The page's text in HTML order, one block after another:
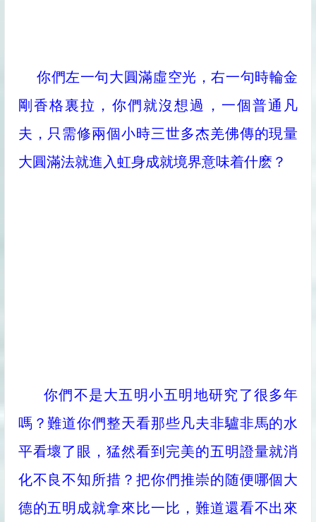
你們左一句大圓滿虛空光，右一句時輪金
剛香格裏拉，你們就沒想過，一個普通凡
夫，只需修兩個小時三世多杰羌佛傳的現量
大圓滿法就進入虹身成就境界意味着什麽？
你們不是大五明小五明地研究了很多年
嗎？難道你們整天看那些凡夫非驢非馬的水
平看壞了眼，猛然看到完美的五明證量就消
化不良不知所措？把你們推崇的随便哪個大
德的五明成就拿來比一比，難道還看不出來